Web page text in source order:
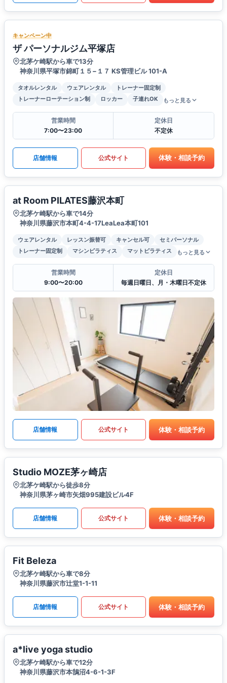
キャンペーン中
ザ パーソナルジム平塚店
北茅ケ崎駅から車で13分
神奈川県平塚市錦町１５−１７ KS管理ビル 101-A
タオルレンタル ウェアレンタル
トレーナー固定制
トレーナーローテーション制
ロッカー 子連れOK もっと見る
営業時間
7:00〜23:00
定休日
不定休
店舗情報 公式サイト 体験・相談予約
at Room PILATES藤沢本町
北茅ケ崎駅から車で14分
神奈川県藤沢市本町4-4-17LeaLea本町101
ウェアレンタル レッスン振替可 キャンセル可
セミパーソナル
トレーナー固定制
マシンピラティス マットピラティス もっと見る
営業時間
9:00〜20:00
定休日
毎週日曜日、月・木曜日不定休
店舗情報 公式サイト 体験・相談予約
Studio MOZE茅ヶ崎店
北茅ケ崎駅から徒歩8分
神奈川県茅ヶ崎市矢畑995建設ビル4F
店舗情報 公式サイト 体験・相談予約
Fit Beleza
北茅ケ崎駅から車で8分
神奈川県藤沢市辻堂1-1-11
店舗情報 公式サイト 体験・相談予約
a*live yoga studio
北茅ケ崎駅から車で12分
神奈川県藤沢市本鵠沼4-6-1-3F